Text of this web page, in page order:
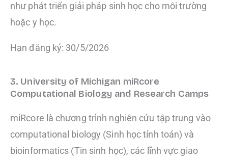
như phát triển giải pháp sinh học cho môi trường
hoặc y học.
Hạn đăng ký: 30/5/2026
3. University of Michigan miRcore
Computational Biology and Research Camps
miRcore là chương trình nghiên cứu tập trung vào
computational biology (Sinh học tính toán) và
bioinformatics (Tin sinh học), các lĩnh vực giao